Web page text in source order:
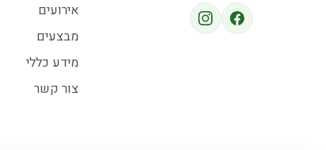
אירועים
מבצעים
מידע כללי
צור קשר